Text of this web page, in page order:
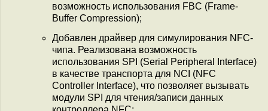
возможность использования FBC (Frame-
Buffer Compression);
Добавлен драйвер для симулирования NFC-
чипа. Реализована возможность
использования SPI (Serial Peripheral Interface)
в качестве транспорта для NCI (NFC
Controller Interface), что позволяет вызывать
модули SPI для чтения/записи данных